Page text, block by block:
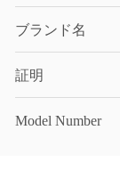
ブランド名
証明
Model Number